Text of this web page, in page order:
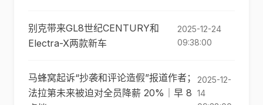
别克带来GL8世纪CENTURY和
Electra-X两款新车
2025-12-24
09:38:00
马蜂窝起诉“抄袭和评论造假”报道作者；
法拉第未来被迫对全员降薪 20%｜早 8
2025-12-
14